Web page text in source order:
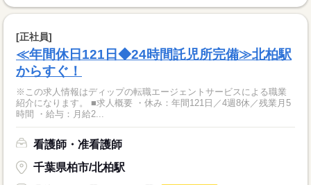
[正社員]
≪年間休日121日◆24時間託児所完備≫北柏駅
からすぐ！
※この求人情報はディップの転職エージェントサービスによる職業
紹介になります。 ■求人概要 ・休み：年間121日／4週8休／残業月5
時間 ・給与：月給2...
看護師・准看護師
千葉県柏市/北柏駅